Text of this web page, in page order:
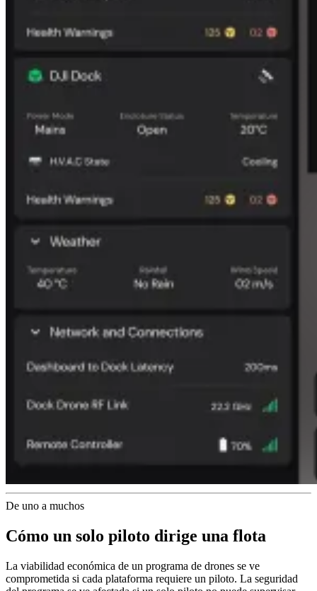
De uno a muchos
Cómo un solo piloto dirige una flota
La viabilidad económica de un programa de drones se ve
comprometida si cada plataforma requiere un piloto. La seguridad